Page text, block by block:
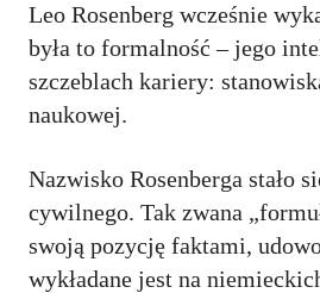
Leo Rosenberg wcześnie
była to formalność – jego
szczeblach kariery:
naukowej.
Nazwisko Rosenberga stało
cywilnego. Tak zwana
swoją pozycję faktami,
wykładane jest na